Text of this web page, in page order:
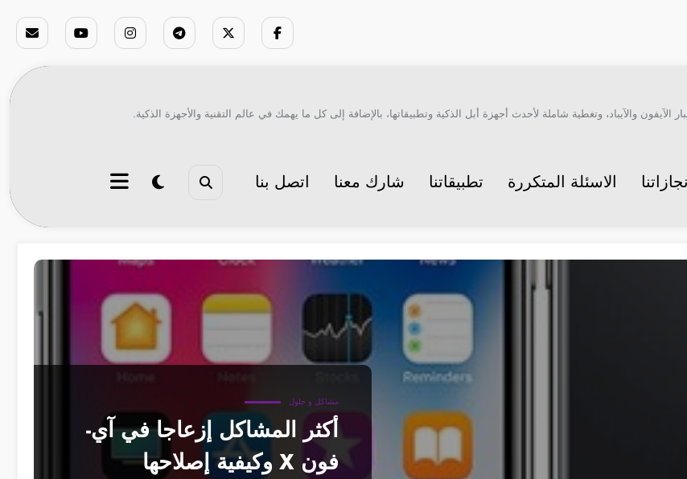
والآيباد، وتغطية شاملة لأحدث أجهزة أبل الذكية وتطبيقاتها، بالإضافة إلى كل ما يهمك في عالم التقنية والأجهزة الذكية.
الاسئلة المتكررة تطبيقاتنا شارك معنا اتصل بنا
مشاكل و حلول
أكثر المشاكل إزعاجا في آي-
فون X وكيفية إصلاحها